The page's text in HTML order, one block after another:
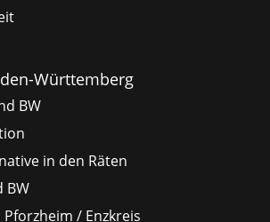
Württemberg
BW
in den Räten
BW
/ Enzkreis